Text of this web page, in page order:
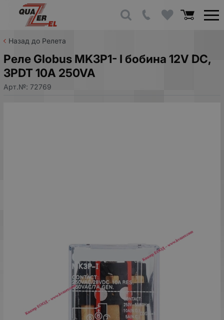
Назад до Релета
Реле Globus MK3P1- I бобина 12V DC,
3PDT 10A 250VA
Арт.№: 72769